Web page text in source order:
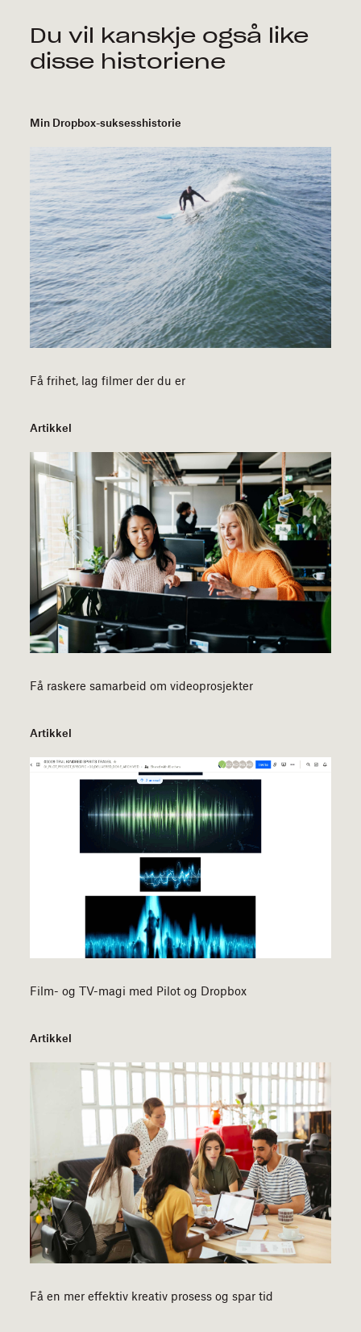
BasertDu vil kanskje også like
disse historiene
Min Dropbox-suksesshistorie
Få frihet, lag filmer der du er
Artikkel
Få raskere samarbeid om videoprosjekter
Artikkel
Film- og TV-magi med Pilot og Dropbox
Artikkel
Få en mer effektiv kreativ prosess og spar tid